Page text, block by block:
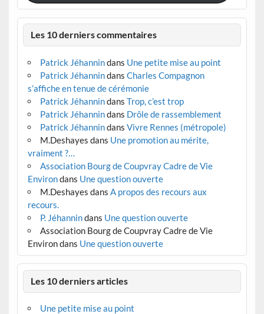
Les 10 derniers commentaires
Patrick Jéhannindans Une petite mise au point
Patrick Jéhannindans Charles Compagnon
s’affiche en tenue de cérémonie
Patrick Jéhannindans Trop, c’est trop
Patrick Jéhannindans Drôle de rassemblement
Patrick Jéhannindans Vivre Rennes (métropole)
M.Deshayes dans Une promotion au mérite,
vraiment ?…
Association Bourg de Coupvray Cadre de Vie
Environdans Une question ouverte
M.Deshayes dans A propos des recours aux
recours.
P. Jéhannindans Une question ouverte
Association Bourg de Coupvray Cadre de Vie
Environdans Une question ouverte
Les 10 derniers articles
Une petite mise au point